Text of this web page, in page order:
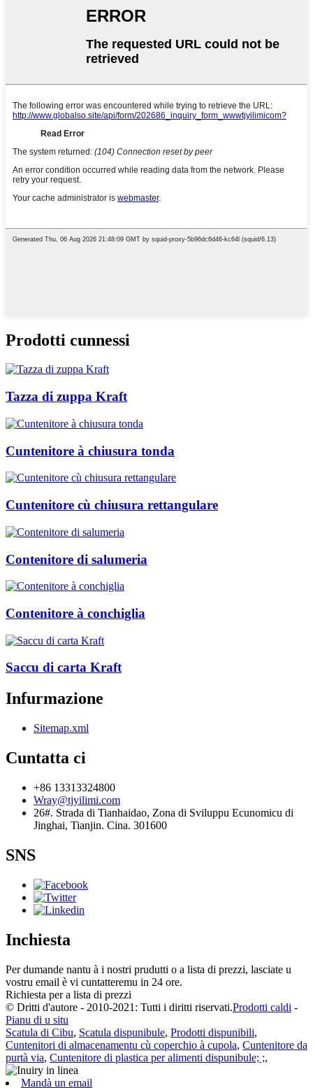
Prodotti cunnessi
Tazza di zuppa Kraft
Cuntenitore à chiusura tonda
Cuntenitore cù chiusura rettangulare
Contenitore di salumeria
Contenitore à conchiglia
Saccu di carta Kraft
Infurmazione
Sitemap.xml
Cuntatta ci
+86 13313324800
Wray@tjyilimi.com
26#. Strada di Tianhaidao, Zona di Sviluppu Ecunomicu di
Jinghai, Tianjin. Cina. 301600
SNS
Inchiesta
Per dumande nantu à i nostri prudutti o a lista di prezzi, lasciate u
vostru email è vi cuntatteremu in 24 ore.
Richiesta per a lista di prezzi
© Dritti d'autore - 2010-2021: Tutti i diritti riservati.Prodotti caldi -
Pianu di u situ
Scatula di Cibu, Scatula dispunibule, Prodotti dispunibili,
Cuntenitori di almacenamentu cù coperchio à cupola, Cuntenitore da
purtà via, Cuntenitore di plastica per alimenti dispunibule; ;,
Mandà un email